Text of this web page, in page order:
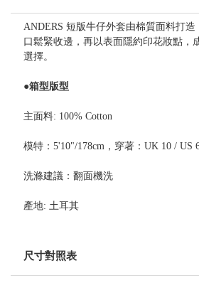
ANDERS 短版牛仔外套由棉質面料打
口鬆緊收邊，再以表面隱約印花妝點，
選擇。
●箱型版型
主面料: 100% Cotton
模特：5'10"/178cm，穿著：UK 10 / US
洗滌建議：翻面機洗
產地: 土耳其
尺寸對照表